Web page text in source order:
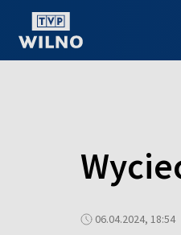
06.04.2024, 18:54